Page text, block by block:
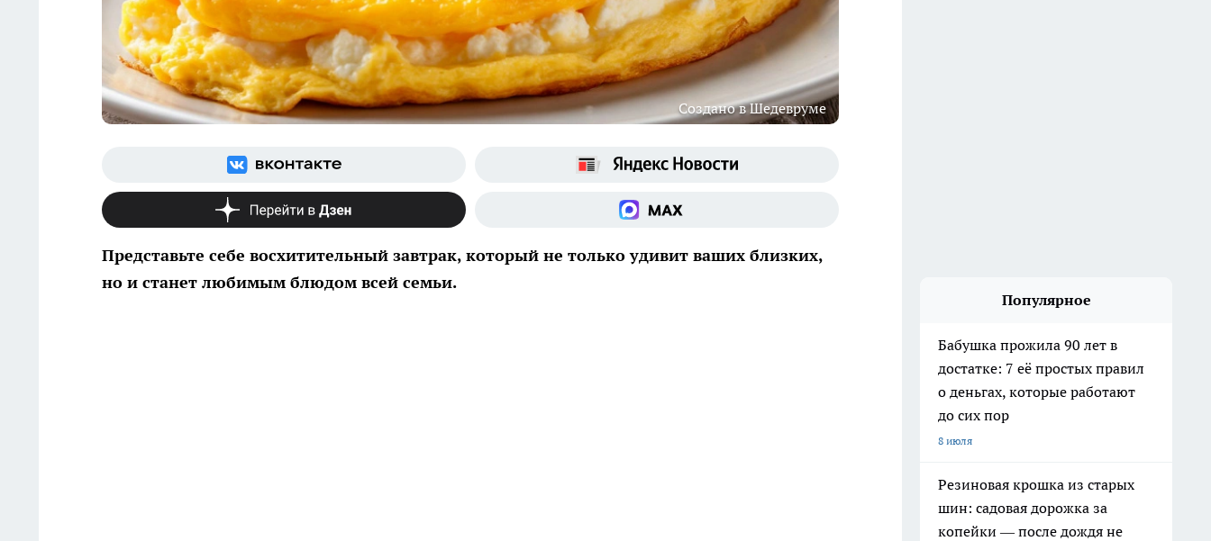
Создано в Шедевруме
Представьте себе восхитительный завтрак, который не только удивит ваших близких,
но и станет любимым блюдом всей семьи.
Популярное
Бабушка прожила 90 лет в
достатке: 7 её простых правил
о деньгах, которые работают
до сих пор
8 июля
Резиновая крошка из старых
шин: садовая дорожка за
копейки — после дождя не